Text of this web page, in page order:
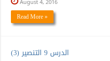
August 4, 2016
Read More »
الدرس 9 التنصير (3)